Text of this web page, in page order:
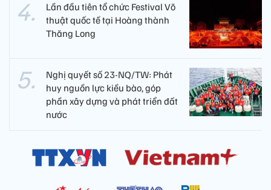
Lần đầu tiên tổ chức Festival Võ
thuật quốc tế tại Hoàng thành
Thăng Long
Nghị quyết số 23-NQ/TW: Phát
huy nguồn lực kiều bào, góp
phần xây dựng và phát triển đất
nước